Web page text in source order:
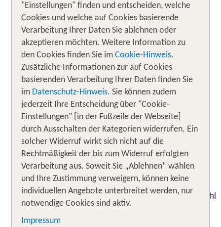
Frische Luft, Abenteuer in spektakulärer
Bergkulisse und ein erstklassiger Service: Ein
Aufenthalt in einem Berghotel begeistert
Erholungssuchende wie Aktivurlauber
gleichermaßen. Ob für einen Familienurlaub,
romantisch zu zweit, mit Freunden oder
alleinreisend –genieße den Ausblicküber die
Bayerischen Alpen von deinem Berghotel oder
erkunde auf Wanderungenetwa das Salzburger
Land in Österreich oderbezwinge die Skipisten
der Dolomiten in Südtirol. Von Familienresorts mit
großzügigen Zimmern und Kinderbetreuung über
nachhaltig geführte Bio-Hotels und schicke
5 Sterne-Häuser mitSpa-Bereichbis zu kleinen
familiengeführten Hotels inmalerischer
Umgebunghast du auf tui.com eine breite Auswahl
an tollen Berghotels. Buche jetzt deinen
unvergesslichen Urlaub im Berghotel für eine oder
"Einstellungen" finden und entscheiden, welche
Cookies und welche auf Cookies basierende
Verarbeitung Ihrer Daten Sie ablehnen oder
akzeptieren möchten. Weitere Information zu
den Cookies finden Sie im Cookie-Hinweis.
Zusätzliche Informationen zur auf Cookies
basierenden Verarbeitung Ihrer Daten finden Sie
im Datenschutz-Hinweis. Sie können zudem
jederzeit Ihre Entscheidung über "Cookie-
Einstellungen" [in der Fußzeile der Webseite]
durch Ausschalten der Kategorien widerrufen. Ein
solcher Widerruf wirkt sich nicht auf die
Rechtmäßigkeit der bis zum Widerruf erfolgten
Verarbeitung aus. Soweit Sie „Ablehnen“ wählen
und Ihre Zustimmung verweigern, können keine
individuellen Angebote unterbreitet werden, nur
notwendige Cookies sind aktiv.
Impressum